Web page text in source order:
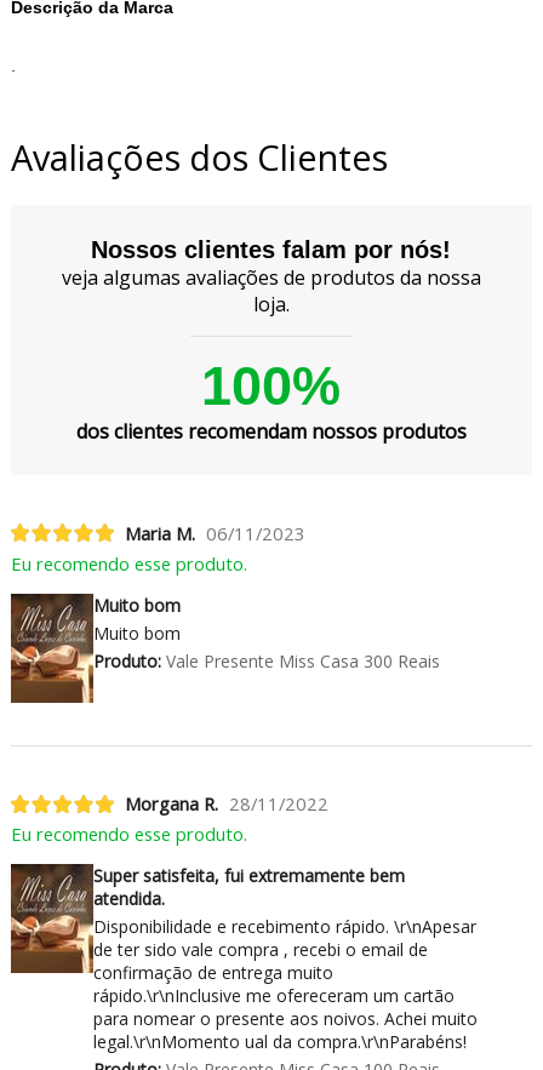
Descrição da Marca
Avaliações dos Clientes
Nossos clientes falam por nós!
veja algumas avaliações de produtos da nossa
loja.
100%
dos clientes recomendam nossos produtos
Maria M. 06/11/2023
Eu recomendo esse produto.
Muito bom
Muito bom
Produto:Vale Presente Miss Casa 300 Reais
Morgana R. 28/11/2022
Eu recomendo esse produto.
Super satisfeita, fui extremamente bem
atendida.
Disponibilidade e recebimento rápido. \r\nApesar
de ter sido vale compra , recebi o email de
confirmação de entrega muito
rápido.\r\nInclusive me ofereceram um cartão
para nomear o presente aos noivos. Achei muito
legal.\r\nMomento ual da compra.\r\nParabéns!